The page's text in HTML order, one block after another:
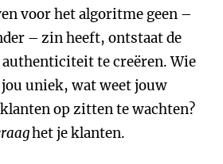
voor het algoritme geen –
– zin heeft, ontstaat de
te creëren. Wie
uniek, wat weet jouw
op zitten te wachten?
het je klanten.